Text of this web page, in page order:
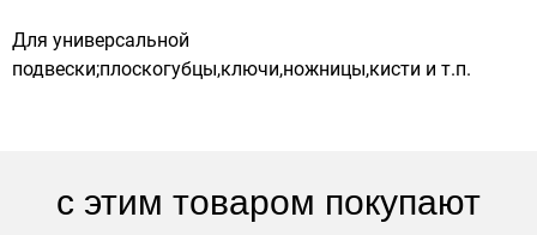
Для универсальной
подвески;плоскогубцы,ключи,ножницы,кисти и т.п.
с этим товаром покупают